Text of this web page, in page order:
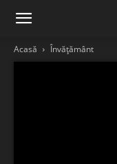
Acasă Învățământ